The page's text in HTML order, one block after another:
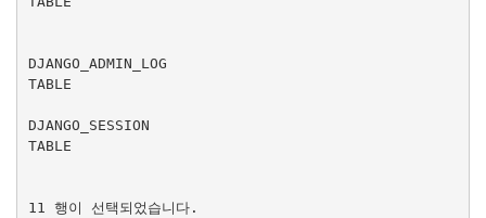
DJANGO_ADMIN_LOG
TABLE
DJANGO_SESSION
TABLE
11 행이 선택되었습니다.